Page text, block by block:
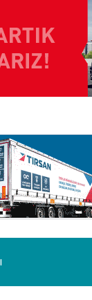
km taşındı